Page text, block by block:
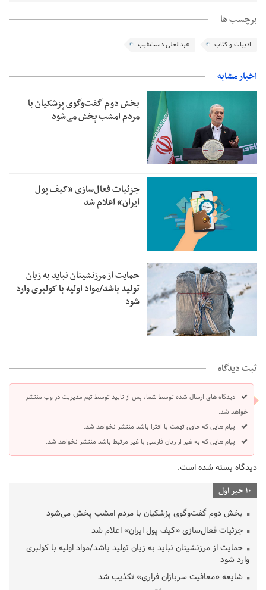
برچسب ها
ادبیات و کتاب عبدالعلی دست‌غیب
اخبار مشابه
بخش دوم گفت‌وگوی پزشکیان با
مردم امشب پخش می‌شود
جزئیات فعال‌سازی «کیف پول
ایران» اعلام شد
حمایت از مرزنشینان نباید به زیان
تولید باشد/مواد اولیه با کولبری وارد
شود
ثبت دیدگاه
دیدگاه های ارسال شده توسط شما، پس از تایید توسط تیم مدیریت در وب منتشر
خواهد شد.
پیام هایی که حاوی تهمت یا افترا باشد منتشر نخواهد شد.
پیام هایی که به غیر از زبان فارسی یا غیر مرتبط باشد منتشر نخواهد شد.
دیدگاه بسته شده است.
10 خبر اول
بخش دوم گفت‌وگوی پزشکیان با مردم امشب پخش می‌شود
جزئیات فعال‌سازی «کیف پول ایران» اعلام شد
حمایت از مرزنشینان نباید به زیان تولید باشد/مواد اولیه با کولبری
وارد شود
شایعه «معافیت سربازان فراری» تکذیب شد